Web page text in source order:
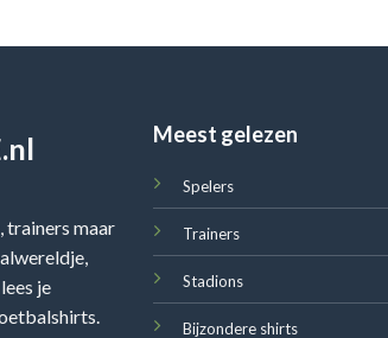
trainers maar
je
Meest gelezen
Spelers
Trainers
Stadions
Bijzondere shirts